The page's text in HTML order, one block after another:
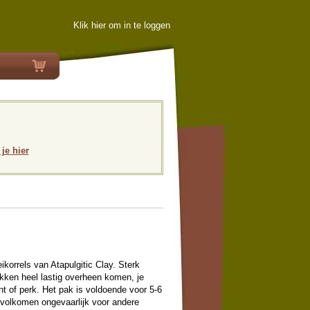
Klik hier om in te loggen
hier
van Atapulgitic Clay. Sterk
heel lastig overheen komen, je
of perk. Het pak is voldoende voor 5-6
ongevaarlijk voor andere